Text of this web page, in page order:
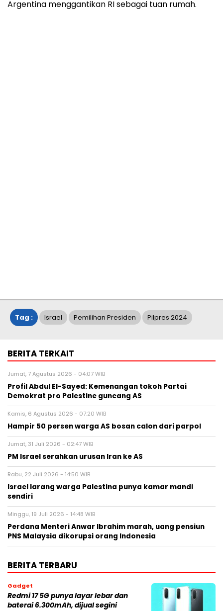
Argentina menggantikan RI sebagai tuan rumah.
Tag : Israel Pemilihan Presiden Pilpres 2024
BERITA TERKAIT
Jumat, 7 Agustus 2026 - 04:07 WIB
Profil Abdul El-Sayed: Kemenangan tokoh Partai
Demokrat pro Palestine guncang AS
Kamis, 6 Agustus 2026 - 07:20 WIB
Hampir 50 persen warga AS bosan calon dari parpol
Jumat, 31 Juli 2026 - 02:47 WIB
PM Israel serahkan urusan Iran ke AS
Rabu, 22 Juli 2026 - 14:50 WIB
Israel larang warga Palestina punya kamar mandi
sendiri
Minggu, 19 Juli 2026 - 14:48 WIB
Perdana Menteri Anwar Ibrahim marah, uang pensiun
PNS Malaysia dikorupsi orang Indonesia
BERITA TERBARU
Gadget
Redmi 17 5G punya layar lebar dan
baterai 6.300mAh, dijual segini